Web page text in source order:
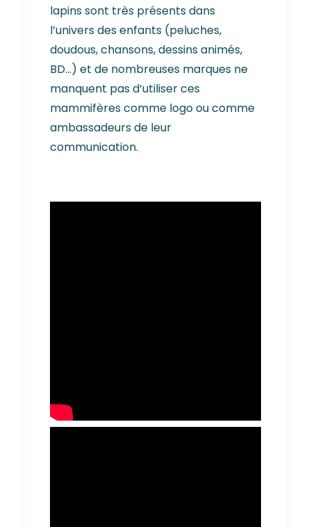
lapins sont très présents dans
l’univers des enfants (peluches,
doudous, chansons, dessins animés,
BD…) et de nombreuses marques ne
manquent pas d’utiliser ces
mammifères comme logo ou comme
ambassadeurs de leur
communication.